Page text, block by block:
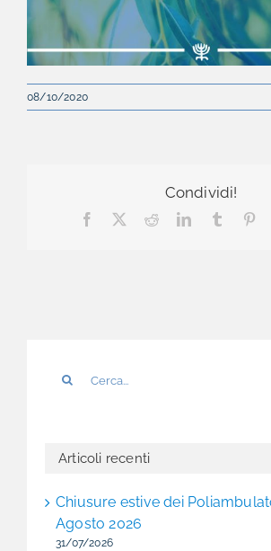
08/10/2020
Condividi!
Facebook RedditLinkedInTumblr
per:
Articoli recenti
Chiusure estive dei
Agosto 2026
31/07/2026